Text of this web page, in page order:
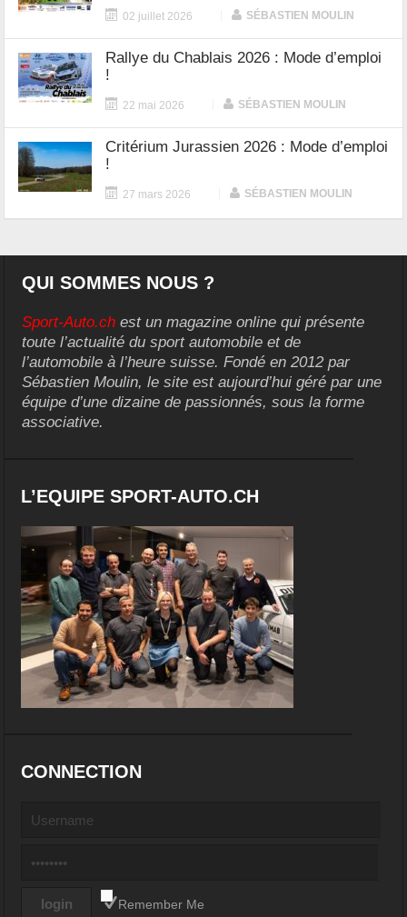
02 juillet 2026 SÉBASTIEN MOULIN
Rallye du Chablais 2026 : Mode d’emploi
!
22 mai 2026 SÉBASTIEN MOULIN
Critérium Jurassien 2026 : Mode d’emploi
!
27 mars 2026 SÉBASTIEN MOULIN
QUI SOMMES NOUS ?
Sport-Auto.ch est un magazine online qui présente
toute l’actualité du sport automobile et de
l’automobile à l’heure suisse. Fondé en 2012 par
Sébastien Moulin, le site est aujourd’hui géré par une
équipe d’une dizaine de passionnés, sous la forme
associative.
L’EQUIPE SPORT-AUTO.CH
CONNECTION
Remember Me